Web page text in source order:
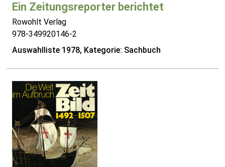
Ein Zeitungsreporter berichtet
Rowohlt Verlag
978-349920146-2
Auswahlliste 1978, Kategorie: Sachbuch